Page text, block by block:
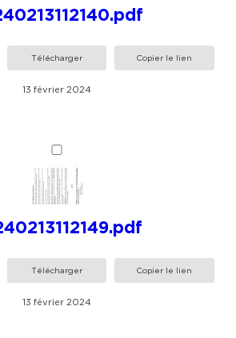
Télécharger Copier le lien
13 février 2024
Télécharger Copier le lien
13 février 2024